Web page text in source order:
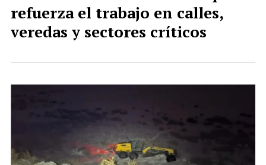
refuerza el trabajo en calles,
veredas y sectores críticos